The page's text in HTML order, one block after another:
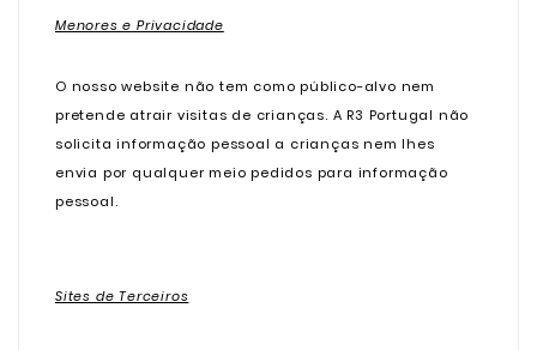
Menores e Privacidade
O nosso website não tem como público-alvo nem
pretende atrair visitas de crianças. A R3 Portugal não
solicita informação pessoal a crianças nem lhes
envia por qualquer meio pedidos para informação
pessoal.
Sites de Terceiros